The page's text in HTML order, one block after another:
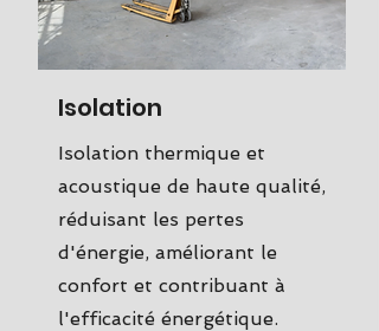
Isolation
Isolation thermique et
acoustique de haute qualité,
réduisant les pertes
d'énergie, améliorant le
confort et contribuant à
l'efficacité énergétique.